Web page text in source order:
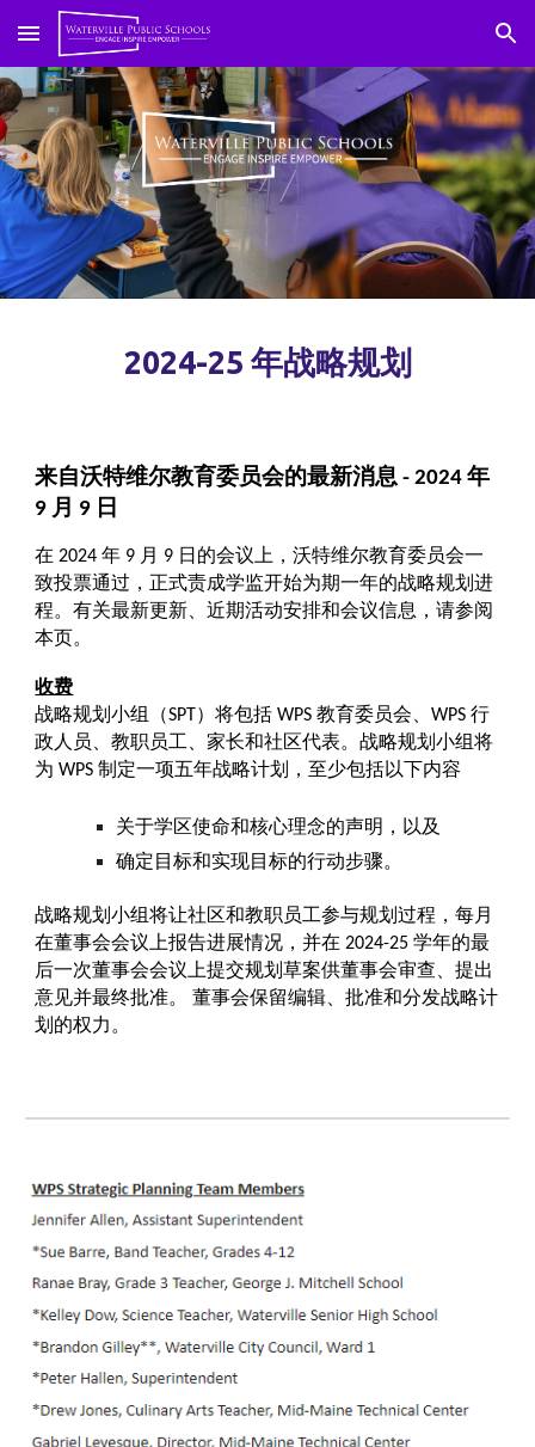
跳到主要内容 跳到导航
2024-25 年战略规划
来自沃特维尔教育委员会的最新消息 - 2024 年
9 月 9 日
在 2024 年 9 月 9 日的会议上，沃特维尔教育委员会一
致投票通过，正式责成学监开始为期一年的战略规划进
程。有关最新更新、近期活动安排和会议信息，请参阅
本页。
收费
战略规划小组（SPT）将包括 WPS 教育委员会、WPS 行
政人员、教职员工、家长和社区代表。战略规划小组将
为 WPS 制定一项五年战略计划，至少包括以下内容
关于学区使命和核心理念的声明，以及
确定目标和实现目标的行动步骤。
战略规划小组将让社区和教职员工参与规划过程，每月
在董事会会议上报告进展情况，并在 2024-25 学年的最
后一次董事会会议上提交规划草案供董事会审查、提出
意见并最终批准。 董事会保留编辑、批准和分发战略计
划的权力。